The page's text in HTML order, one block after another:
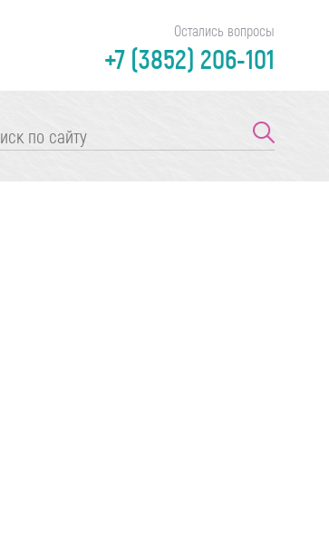
Остались вопросы
+7 (3852) 206-101